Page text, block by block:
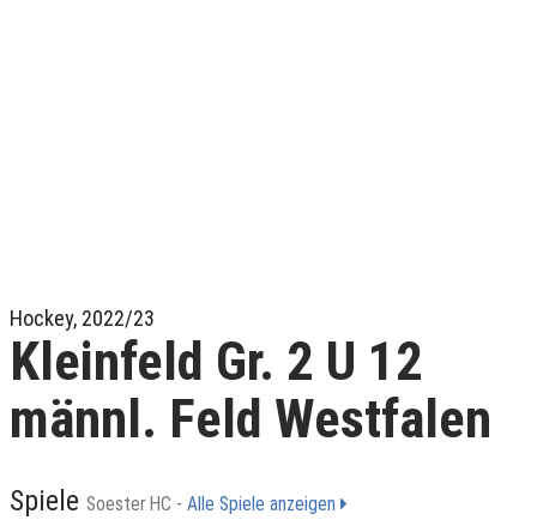
Hockey, 2022/23
Kleinfeld Gr. 2 U 12
männl. Feld Westfalen
Spiele Soester HC - Alle Spiele anzeigen